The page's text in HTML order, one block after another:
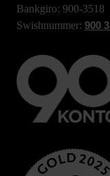
Bankgiro: 900-3518
Swishnummer: 900